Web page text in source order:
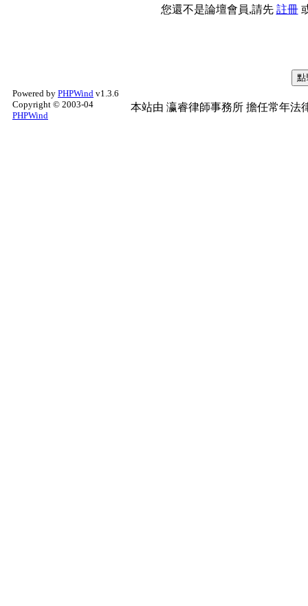
您還不是論壇會員,請先 註冊
Powered by PHPWind v1.3.6
Copyright © 2003-04
PHPWind
本站由 瀛睿律師事務所 擔任常年法